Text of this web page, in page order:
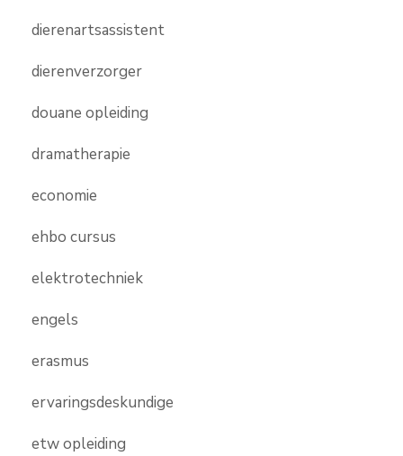
dierenartsassistent
dierenverzorger
douane opleiding
dramatherapie
economie
ehbo cursus
elektrotechniek
engels
erasmus
ervaringsdeskundige
etw opleiding